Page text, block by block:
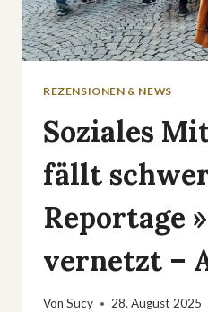
REZENSIONEN & NEWS
Soziales
fällt
Reportage
vernetzt –
Von Sucy 28. August 2025